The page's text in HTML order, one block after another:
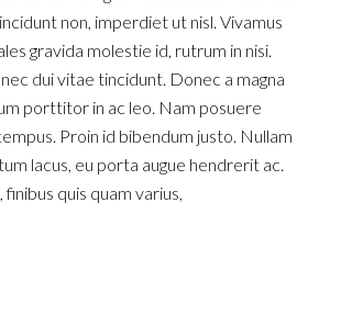
non, imperdiet ut nisl. Vivamus
gravida molestie id, rutrum in nisi.
dui vitae tincidunt. Donec a magna
porttitor in ac leo. Nam posuere
Proin id bibendum justo. Nullam
lacus, eu porta augue hendrerit ac.
finibus quis quam varius,